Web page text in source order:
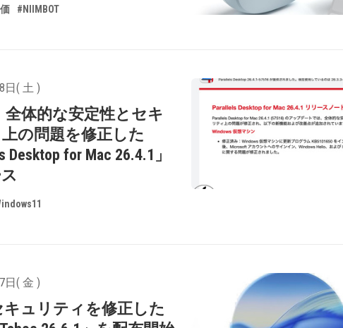
#NIIMBOT
日( 土 )
全体的な安定性とセキ
の問題を修正した
Desktop for Mac 26.4.1」
日( 金 )
キュリティを修正した